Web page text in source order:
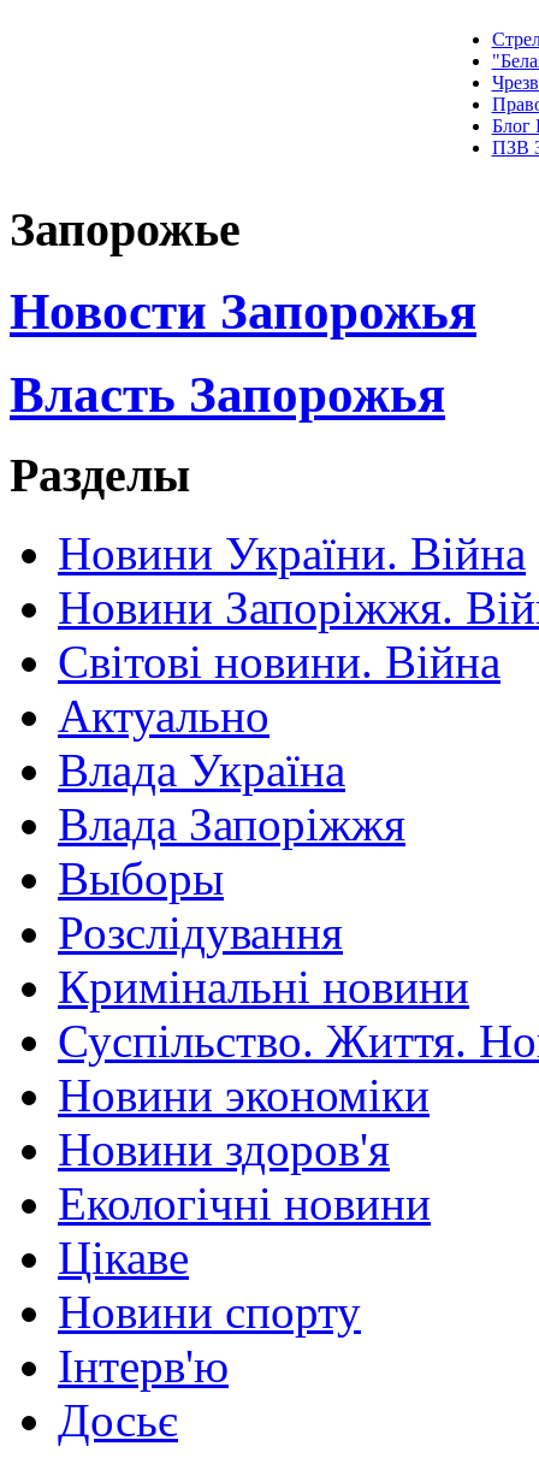
Блог
ПЗВ
Запорожье
Новости Запорожья
Власть Запорожья
Разделы
Новини України. Війна
Новини Запоріжжя.
Світові новини. Війна
Актуально
Влада Україна
Влада Запоріжжя
Выборы
Розслідування
Кримінальні новини
Суспільство. Життя.
Новини экономіки
Новини здоров'я
Екологічні новини
Цікаве
Новини спорту
Інтерв'ю
Досьє